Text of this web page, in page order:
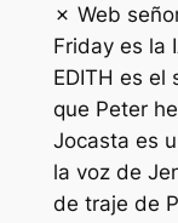
✗ Web
Friday es la
EDITH es
que Peter
Jocasta es
la voz de
de traje de